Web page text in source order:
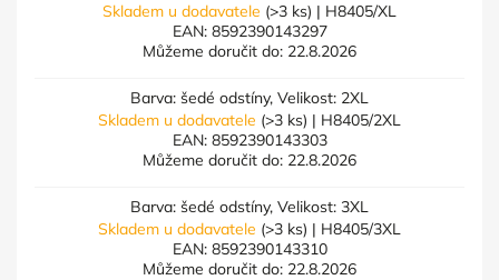
Skladem u dodavatele (>3 ks) | H8405/XL
EAN: 8592390143297
Můžeme doručit do: 22.8.2026
Barva: šedé odstíny, Velikost: 2XL
Skladem u dodavatele (>3 ks) | H8405/2XL
EAN: 8592390143303
Můžeme doručit do: 22.8.2026
Barva: šedé odstíny, Velikost: 3XL
Skladem u dodavatele (>3 ks) | H8405/3XL
EAN: 8592390143310
Můžeme doručit do: 22.8.2026